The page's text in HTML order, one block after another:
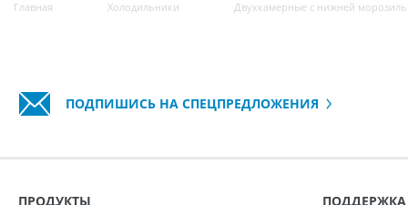
Главная Холодильники Двухкамерные с нижней
ПОДПИШИСЬ НА СПЕЦПРЕДЛОЖЕНИЯ
ПРОДУКТЫ
ПОДДЕРЖКА